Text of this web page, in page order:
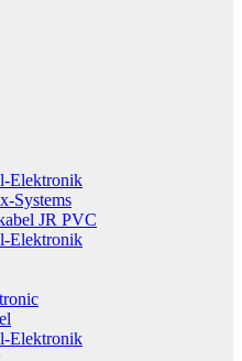
Elektronik
Systems
JR PVC
Elektronik
Elektronik